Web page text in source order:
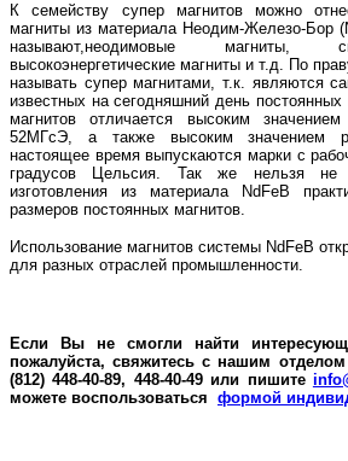
К семейству супер магнитов можно
магниты из материала Неодим-Железо-Бор (
называют,неодимовые магниты,
высокоэнергетические магниты и т.д. По
называть супер магнитами, т.к. являются
известных на сегодняшний день постоянных
магнитов отличается высоким
52МГсЭ, а также высоким значением
настоящее время выпускаются марки с
градусов Цельсия. Так же нельзя не
изготовления из материала
NdFeB
размеров постоянных магнитов.
Использование магнитов системы NdFeB
для разных отраслей промышленности.
Если Вы не смогли найти
пожалуйста, свяжитесь с нашим
(812) 448-40-89, 448-40-49 или пишите
можете воспользоваться формой